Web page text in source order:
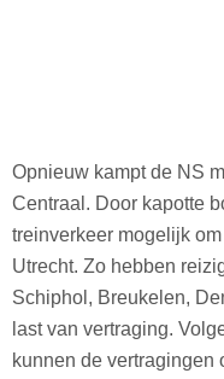
Opnieuw kampt de NS
Centraal. Door kapotte
treinverkeer mogelijk
Utrecht. Zo hebben
Schiphol, Breukelen,
last van vertraging.
kunnen de vertragingen